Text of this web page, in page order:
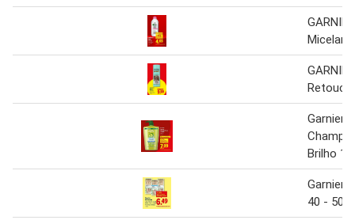
Micelar
Retouch
Garnier
Champô
Brilho 1 l
Garnier
40 - 50